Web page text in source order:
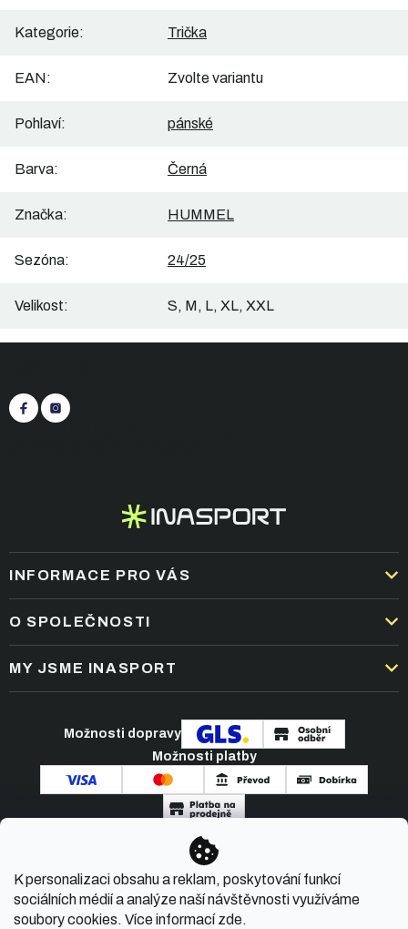
K personalizaci obsahu a reklam, poskytování funkcí
sociálních médií a analýze naší návštěvnosti využíváme
soubory cookies. Více informacízde.
Kategorie: Trička
EAN: Zvolte variantu
Pohlaví: pánské
Barva: Černá
Značka: HUMMEL
Sezóna: 24/25
Velikost: S, M, L, XL, XXL
a
INFORMACE PRO VÁS
DOPRAVA A PLATBA
OBCHODNÍ PODMÍNKY
REKLAMACE A VRÁCENÍ ZBOŽÍ
PODMÍNKY AKCÍ
O SPOLEČNOSTI
KARIÉRA
NEJČASTĚJŠÍ OTÁZKY
MY JSME INASPORT
ČLÁNKY A NOVINKY
KONTAKT
Možnosti dopravy
Možnosti platby
Copyright 2026INASPORT.CZ. Všechna práva
vyhrazena.